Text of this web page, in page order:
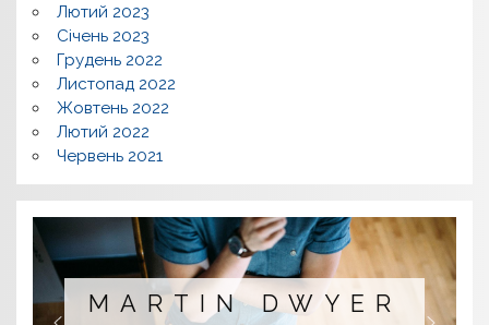
Лютий 2023
Січень 2023
Грудень 2022
Листопад 2022
Жовтень 2022
Лютий 2022
Червень 2021
MARTIN DWYER